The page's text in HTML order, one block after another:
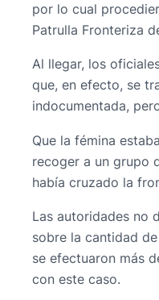
por lo cual
Patrulla Fronteriza
Al llegar, los
que, en efecto, se
indocumentada,
Que la fémina
recoger a un grupo
había cruzado la
Las autoridades no
sobre la cantidad
se efectuaron más
con este caso.